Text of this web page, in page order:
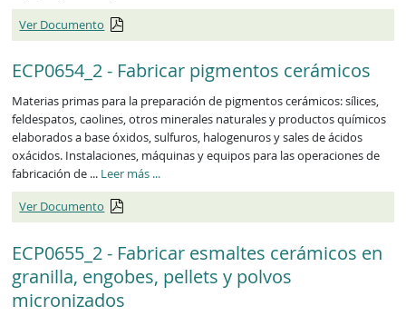
Ver Documento
ECP0654_2 - Fabricar pigmentos cerámicos
Materias primas para la preparación de pigmentos cerámicos: sílices,
feldespatos, caolines, otros minerales naturales y productos químicos
elaborados a base óxidos, sulfuros, halogenuros y sales de ácidos
oxácidos. Instalaciones, máquinas y equipos para las operaciones de
fabricación de ... Leer más ECP0654_2
...
Ver Documento
ECP0655_2 - Fabricar esmaltes cerámicos en
granilla, engobes, pellets y polvos
micronizados